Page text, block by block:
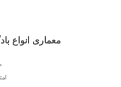
معماری انواع
امتیاز